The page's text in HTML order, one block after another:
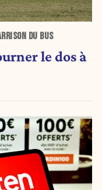
DU BUS
le dos à